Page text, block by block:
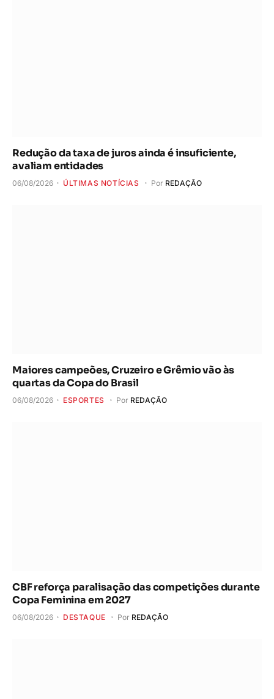
Redução da taxa de juros ainda é insuficiente,
avaliam entidades
06/08/2026 ÚLTIMAS NOTÍCIAS Por REDAÇÃO
Maiores campeões, Cruzeiro e Grêmio vão às
quartas da Copa do Brasil
06/08/2026 ESPORTES Por REDAÇÃO
CBF reforça paralisação das competições durante
Copa Feminina em 2027
06/08/2026 DESTAQUE Por REDAÇÃO